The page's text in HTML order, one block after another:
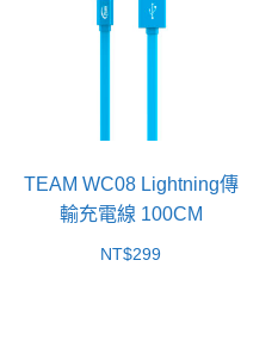
TEAM WC08 Lightning傳
輸充電線 100CM
NT$299